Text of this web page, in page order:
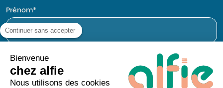
Prénom
Entreprise
Continuer sans accepter
Bienvenue
chez alfie
Nous utilisons des cookies